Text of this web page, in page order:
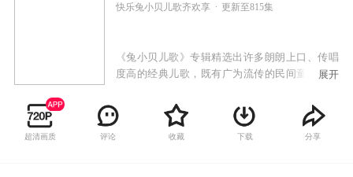
快乐兔小贝儿歌齐欢享 更新至815集
《兔小贝儿歌》专辑精选出许多朗朗上口、传唱
度高的经典儿歌，既有广为流传的民间童谣，也
可爱的卡通形象，通过小歌手们童稚的嗓音为大
家带来全新的儿歌世界。《兔小贝儿歌》专辑符
合当代审美、时代潮流的高品质儿歌动画，韵律
展开
超清画质 评论 收藏 下载 分享